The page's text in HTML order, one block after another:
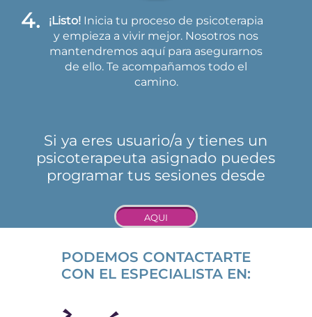
¡Listo! Inicia tu proceso de psicoterapia
y empieza a vivir mejor. Nosotros nos
mantendremos aquí para asegurarnos
de ello. Te acompañamos todo el
camino.
Si ya eres usuario/a y tienes un
psicoterapeuta asignado puedes
programar tus sesiones desde
AQUI
PODEMOS CONTACTARTE
CON EL ESPECIALISTA EN: